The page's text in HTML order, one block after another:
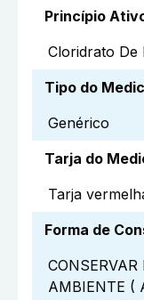
Princípio
Cloridrato De
Tipo do
Genérico
Tarja do
Tarja
Forma de
AMBIENTE (